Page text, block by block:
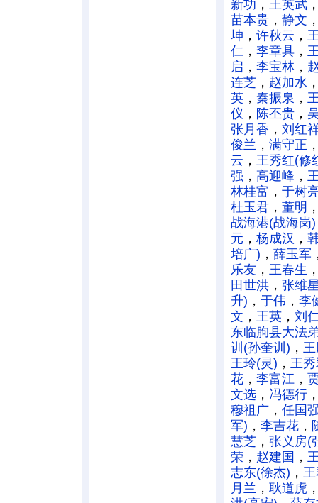
新功 ， 王英武
苗本贵 ， 静文
坤 ， 许秋云 ，
仁 ， 李章具 ，
启 ， 李宝林 ，
连芝 ， 赵加水
英 ， 秦振泉 ，
仪 ， 陈丕贵 ，
张月香 ， 刘红
俊兰 ， 满守正
云 ， 王秀红(修
强 ， 高迎峰 ，
林桂富 ， 于树
杜玉君 ， 董明
战海港(战海岗)
元 ， 杨成汉 ，
培广) ， 薛玉军
乐友 ， 王春生
田世洪 ， 张维
升) ， 于伟 ， 李
文 ， 王英 ， 刘
东临朐县大法
训(孙奎训) ，
王玲(灵) ， 王
花 ， 李富江 ，
文选 ， 冯德行
穆祖广 ， 任国
军) ， 李吉花 ，
慧芝 ， 张义房(
荣 ， 赵建国 ，
志东(徐杰) ，
月兰 ， 耿道虎